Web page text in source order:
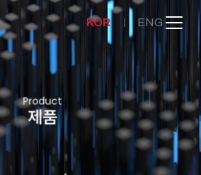
KOR ENG
Product
제품